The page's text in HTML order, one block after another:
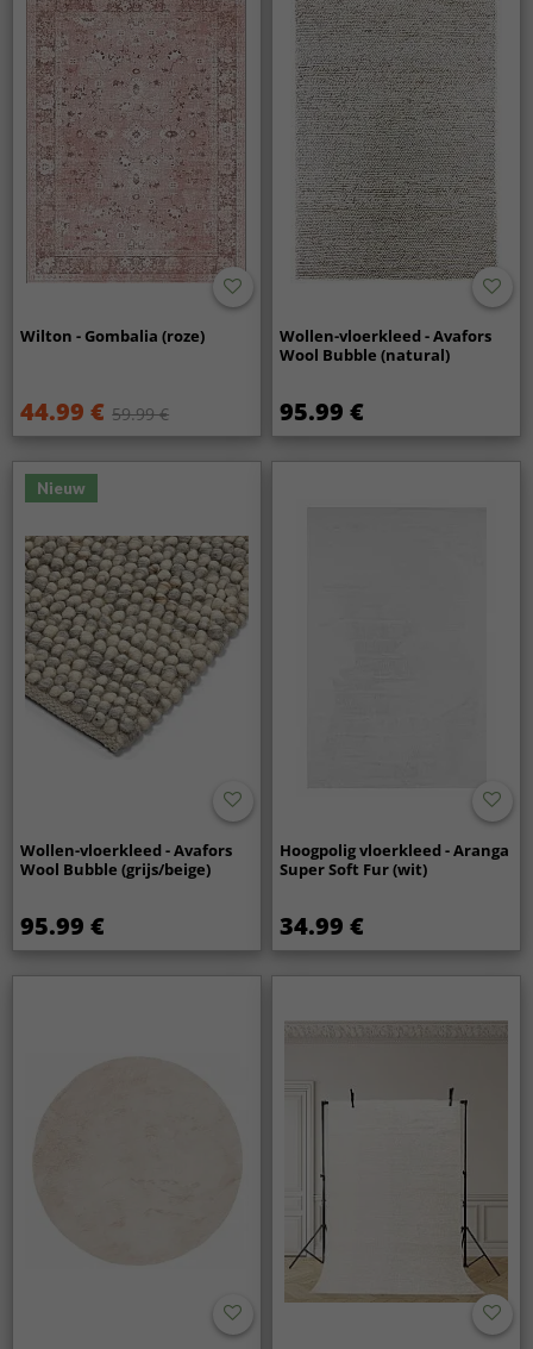
Wilton - Gombalia (roze)
44.99 € 59.99 €
Wollen-vloerkleed - Avafors
Wool Bubble (natural)
95.99 €
Nieuw
Wollen-vloerkleed - Avafors
Wool Bubble (grijs/beige)
95.99 €
Hoogpolig vloerkleed - Aranga
Super Soft Fur (wit)
34.99 €